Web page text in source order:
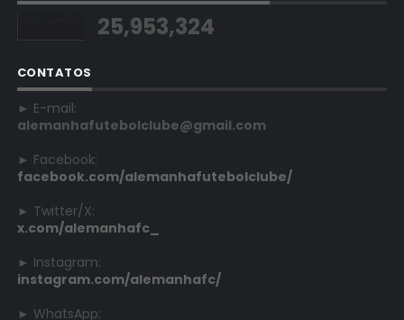
25,953,324
CONTATOS
► E-mail:
alemanhafutebolclube@gmail.com
► Facebook:
facebook.com/alemanhafutebolclube/
► Twitter/X:
x.com/alemanhafc_
► Instagram:
instagram.com/alemanhafc/
► WhatsApp: